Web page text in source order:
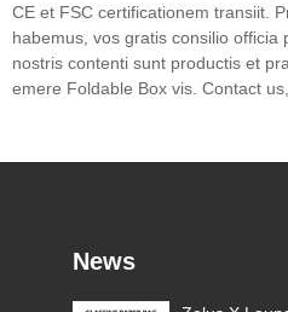
CE et FSC certificationem transiit.
habemus, vos gratis consilio officia
nostris contenti sunt productis et
emere Foldable Box vis. Contact
News